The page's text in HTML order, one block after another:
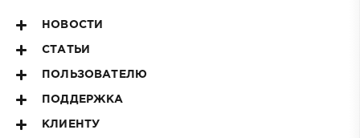
НОВОСТИ
СТАТЬИ
ПОЛЬЗОВАТЕЛЮ
ПОДДЕРЖКА
КЛИЕНТУ